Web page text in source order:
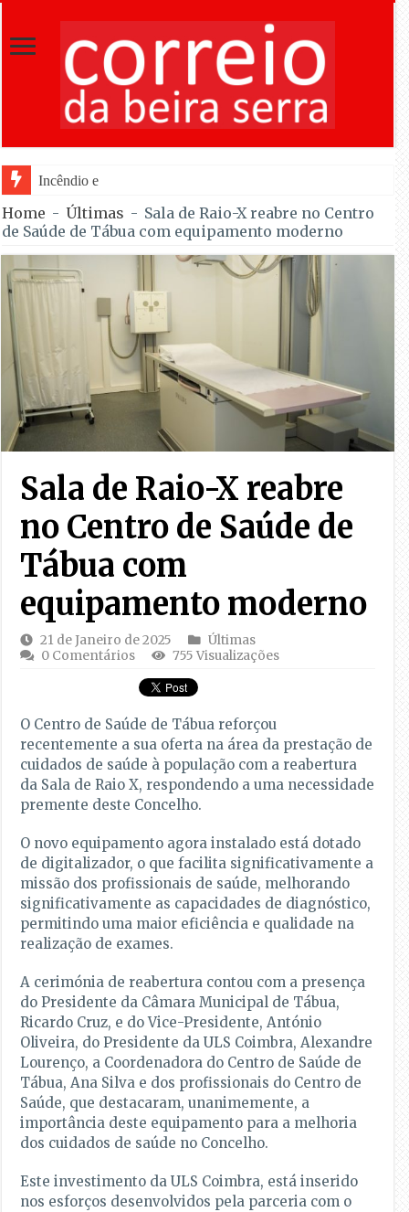
Incêndio em Fornos de Algodres reacende
Home - Últimas - Sala de Raio-X reabre no Centro
de Saúde de Tábua com equipamento moderno
Sala de Raio-X reabre
no Centro de Saúde de
Tábua com
equipamento moderno
21 de Janeiro de 2025
Últimas
0 Comentários
755 Visualizações
O Centro de Saúde de Tábua reforçou
recentemente a sua oferta na área da prestação de
cuidados de saúde à população com a reabertura
da Sala de Raio X, respondendo a uma necessidade
premente deste Concelho.
O novo equipamento agora instalado está dotado
de digitalizador, o que facilita significativamente a
missão dos profissionais de saúde, melhorando
significativamente as capacidades de diagnóstico,
permitindo uma maior eficiência e qualidade na
realização de exames.
A cerimónia de reabertura contou com a presença
do Presidente da Câmara Municipal de Tábua,
Ricardo Cruz, e do Vice-Presidente, António
Oliveira, do Presidente da ULS Coimbra, Alexandre
Lourenço, a Coordenadora do Centro de Saúde de
Tábua, Ana Silva e dos profissionais do Centro de
Saúde, que destacaram, unanimemente, a
importância deste equipamento para a melhoria
dos cuidados de saúde no Concelho.
Este investimento da ULS Coimbra, está inserido
nos esforços desenvolvidos pela parceria com o